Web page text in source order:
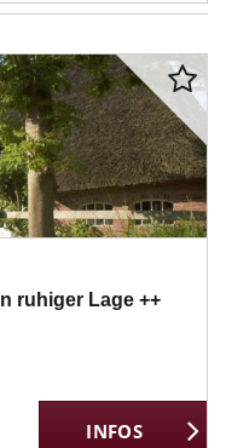
ruhiger Lage ++